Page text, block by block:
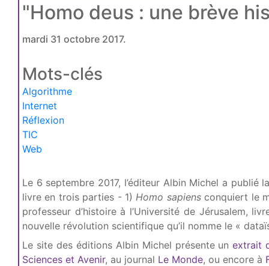
"Homo deus : une brève
mardi 31 octobre 2017.
Mots-clés
Algorithme
Internet
Réflexion
TIC
Web
Le 6 septembre 2017, l’éditeur Albin Michel a
livre en trois parties - 1)Homo sapiensconquiert le
professeur d’histoire à l’Université de Jérusalem,
nouvelle révolution scientifique qu’il nomme le «
Le site des éditions Albin Michel présente unextrait
Sciences et Avenir, au journal Le Monde, ou encore à